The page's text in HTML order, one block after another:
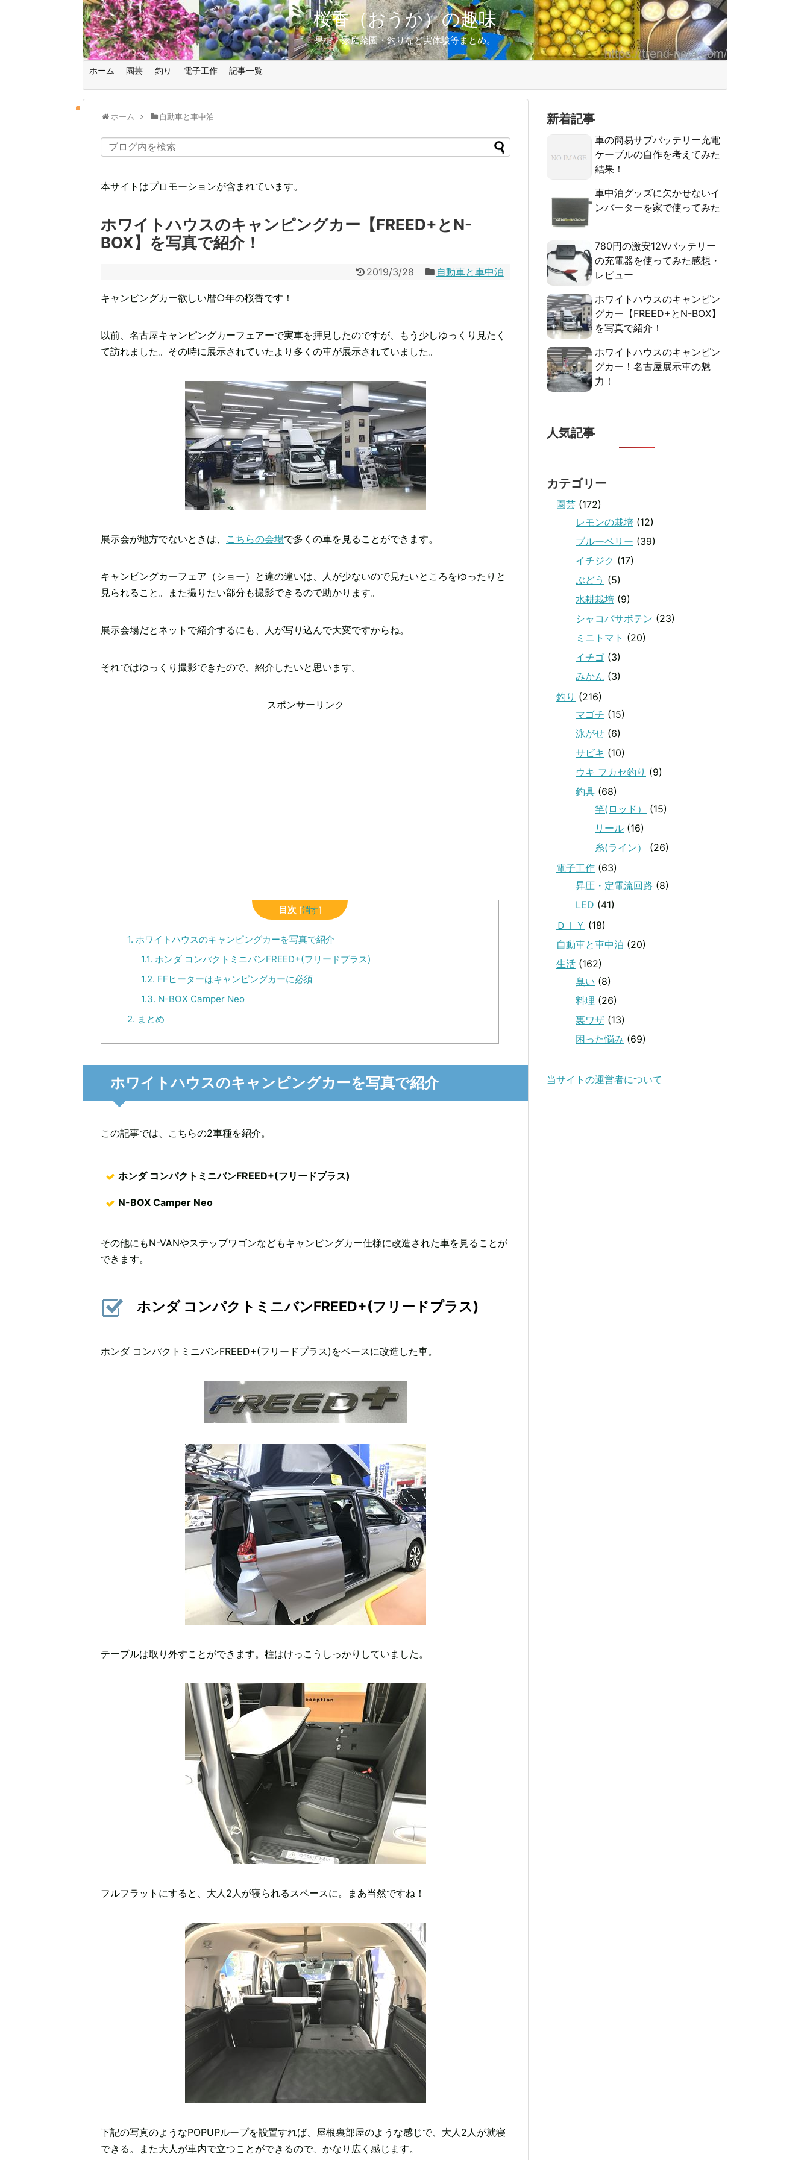
桜香（おうか）の趣味
果樹・家庭菜園・釣りなど実体験等まとめ。
ホーム 園芸 釣り 電子工作 記事一覧
ホーム 自動車と車中泊
本サイトはプロモーションが含まれています。
ホワイトハウスのキャンピングカー【FREED+とN-
BOX】を写真で紹介！
2019/3/28 自動車と車中泊
キャンピングカー欲しい暦○年の桜香です！
以前、名古屋キャンピングカーフェアーで実車を拝見したのですが、もう少しゆっくり見たく
て訪れました。その時に展示されていたより多くの車が展示されていました。
展示会が地方でないときは、 こちらの会場で多くの車を見ることができます。
キャンピングカーフェア（ショー）と違の違いは、人が少ないので見たいところをゆったりと
見られること。また撮りたい部分も撮影できるので助かります。
展示会場だとネットで紹介するにも、人が写り込んで大変ですからね。
それではゆっくり撮影できたので、紹介したいと思います。
スポンサーリンク
目次 [消す]
1. ホワイトハウスのキャンピングカーを写真で紹介
1.1. ホンダ コンパクトミニバンFREED+(フリードプラス)
1.2. FFヒーターはキャンピングカーに必須
1.3. N-BOX Camper Neo
2. まとめ
ホワイトハウスのキャンピングカーを写真で紹介
この記事では、こちらの2車種を紹介。
ホンダ コンパクトミニバンFREED+(フリードプラス)
N-BOX Camper Neo
その他にもN-VANやステップワゴンなどもキャンピングカー仕様に改造された車を見ることが
できます。
ホンダ コンパクトミニバンFREED+(フリードプラス)
ホンダ コンパクトミニバンFREED+(フリードプラス)をベースに改造した車。
テーブルは取り外すことができます。柱はけっこうしっかりしていました。
フルフラットにすると、大人2人が寝られるスペースに。まあ当然ですね！
下記の写真のようなPOPUPループを設置すれば、屋根裏部屋のような感じで、大人2人が就寝
できる。また大人が車内で立つことができるので、かなり広く感じます。
新着記事
車の簡易サブバッテリー充電
ケーブルの自作を考えてみた
結果！
車中泊グッズに欠かせないイ
ンバーターを家で使ってみた
780円の激安12Vバッテリー
の充電器を使ってみた感想・
レビュー
ホワイトハウスのキャンピン
グカー【FREED+とN-BOX】
を写真で紹介！
ホワイトハウスのキャンピン
グカー！名古屋展示車の魅
力！
人気記事
カテゴリー
園芸 (172)
レモンの栽培 (12)
ブルーベリー (39)
イチジク (17)
ぶどう (5)
水耕栽培 (9)
シャコバサボテン (23)
ミニトマト (20)
イチゴ (3)
みかん (3)
釣り (216)
マゴチ (15)
泳がせ (6)
サビキ (10)
ウキ フカセ釣り (9)
釣具 (68)
竿(ロッド）
(15)
リール (16)
糸(ライン）
(26)
電子工作 (63)
昇圧・定電流回路 (8)
LED (41)
ＤＩＹ (18)
自動車と車中泊 (20)
生活 (162)
臭い (8)
料理 (26)
裏ワザ (13)
困った悩み (69)
当サイトの運営者について